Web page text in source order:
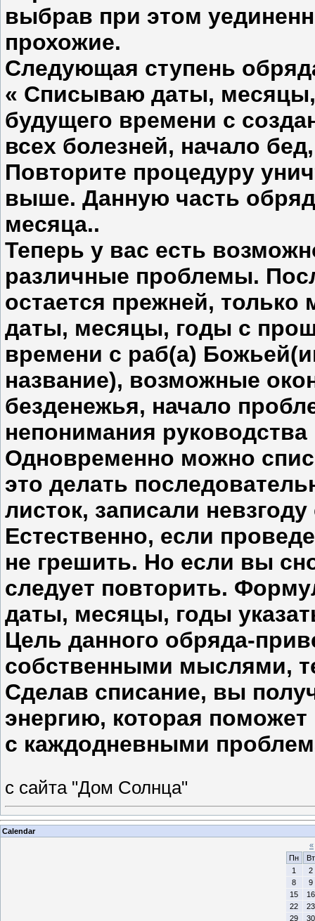
выбрав при этом
прохожие.
Следующая ступень
« Списываю даты,
будущего времени с
всех болезней, начало
Повторите процедуру
выше. Данную часть
месяца..
Теперь у вас есть
различные проблемы.
остается прежней,
даты, месяцы, годы с
времени с раб(а)
название), возможные
безденежья, начало
непонимания
Одновременно можно
это делать
листок, записали
Естественно, если
не грешить. Но если вы
следует повторить.
даты, месяцы, годы
Цель данного обряда-
собственными мыслями,
Сделав списание, вы
энергию, которая
с каждодневными
с сайта "Дом Солнца"
Calendar
«
Пн
Вт
1
2
8
9
15
16
22
23
29
30